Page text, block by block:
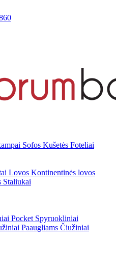
Sofos Kušetės Foteliai
Lovos Kontinentinės lovos
Staliukai
Pocket Spyruokliniai
Paaugliams Čiužiniai